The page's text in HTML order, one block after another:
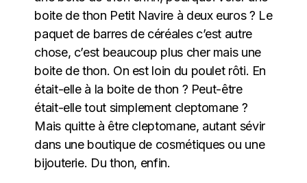
boite de thon Petit Navire à deux euros ? Le
paquet de barres de céréales c’est autre
chose, c’est beaucoup plus cher mais une
boite de thon. On est loin du poulet rôti. En
était-elle à la boite de thon ? Peut-être
était-elle tout simplement cleptomane ?
Mais quitte à être cleptomane, autant sévir
dans une boutique de cosmétiques ou une
bijouterie. Du thon, enfin.